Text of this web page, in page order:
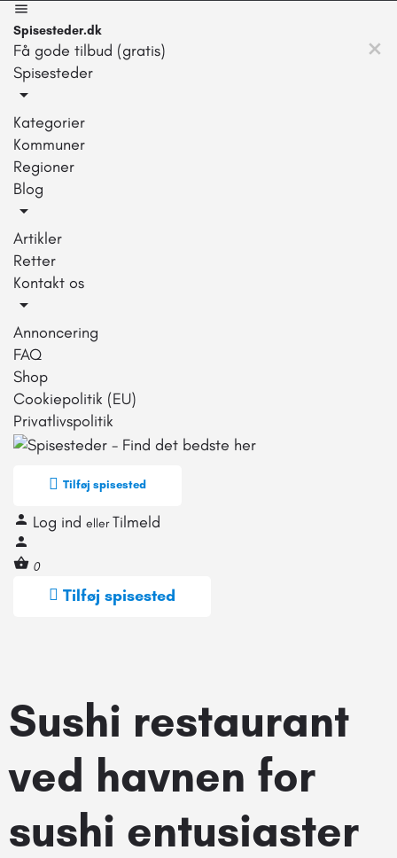
Spisesteder.dk
Få gode tilbud (gratis)
Spisesteder
Kategorier
Kommuner
Regioner
Blog
Artikler
Retter
Kontakt os
Annoncering
FAQ
Shop
Cookiepolitik (EU)
Privatlivspolitik
Tilføj spisested
Log ind eller Tilmeld
0
Tilføj spisested
Sushi restaurant
ved havnen for
sushi entusiaster